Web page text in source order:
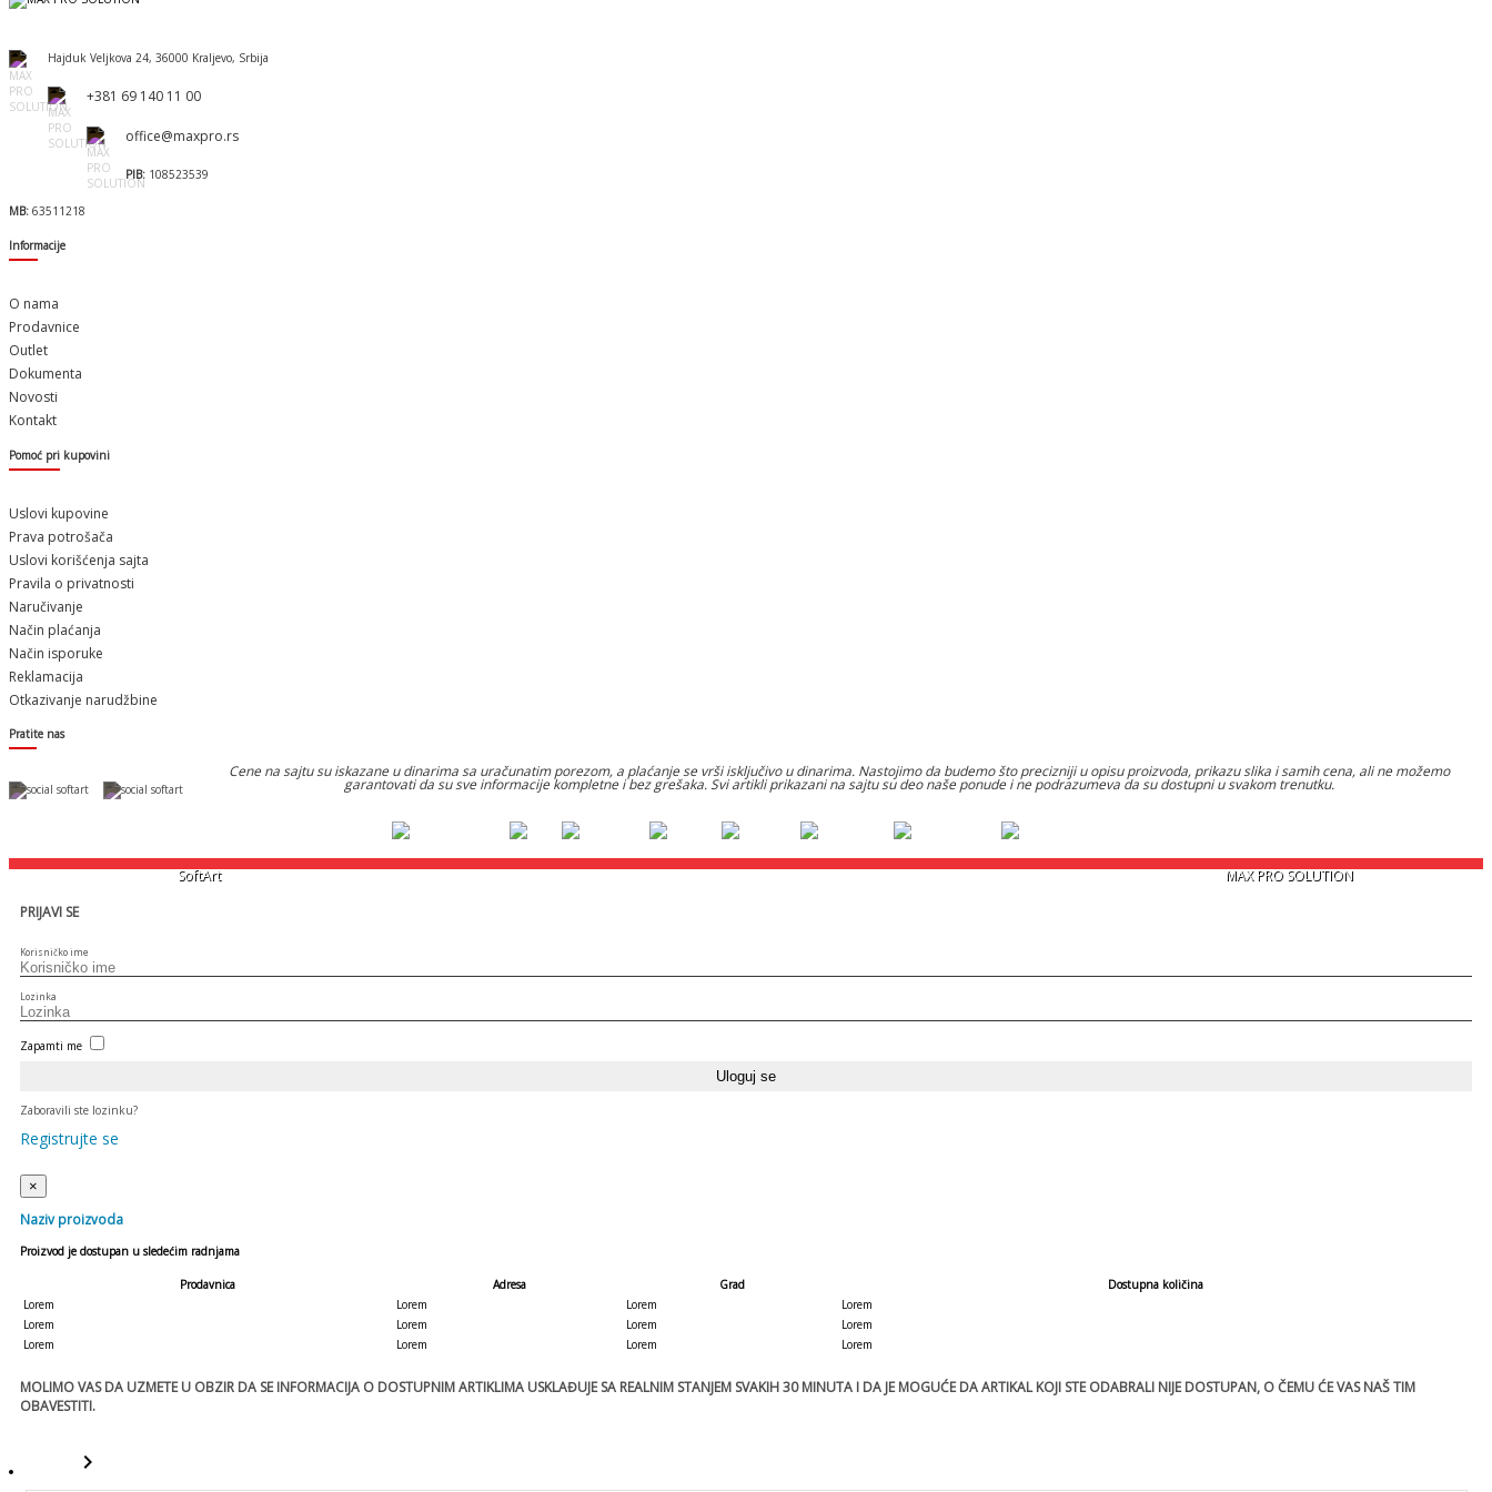
Hajduk Veljkova 24, 36000 Kraljevo, Srbija
+381 69 140 11 00
office@maxpro.rs
PIB: 108523539
MB: 63511218
Informacije
O nama
Prodavnice
Outlet
Dokumenta
Novosti
Kontakt
Pomoć pri kupovini
Uslovi kupovine
Prava potrošača
Uslovi korišćenja sajta
Pravila o privatnosti
Naručivanje
Način plaćanja
Način isporuke
Reklamacija
Otkazivanje narudžbine
Pratite nas
Cene na sajtu su iskazane u dinarima sa uračunatim porezom, a plaćanje se vrši isključivo u dinarima. Nastojimo da budemo što precizniji u opisu proizvoda, prikazu slika i samih cena, ali ne možemo
garantovati da su sve informacije kompletne i bez grešaka. Svi artikli prikazani na sajtu su deo naše ponude i ne podrazumeva da su dostupni u svakom trenutku.
Designed & Developed bySoftArt Copyright © 2026MAX PRO SOLUTION. Sva prava zadržana
PRIJAVI SE
Korisničko ime
Lozinka
Zapamti me
Zaboravili ste lozinku?
Registrujte se
×
Naziv proizvoda
Proizvod je dostupan u sledećim radnjama
Prodavnica Adresa Grad
Dostupna količina
Lorem
Lorem Lorem
Lorem
Lorem
Lorem Lorem
Lorem
Lorem
Lorem Lorem Lorem
MOLIMO VAS DA UZMETE U OBZIR DA SE INFORMACIJA O DOSTUPNIM ARTIKLIMA USKLAĐUJE SA REALNIM STANJEM SVAKIH 30 MINUTA I DA JE MOGUĆE DA ARTIKAL KOJI STE ODABRALI NIJE DOSTUPAN, O ČEMU ĆE VAS NAŠ TIM
OBAVESTITI.
keyboard_arrow_right